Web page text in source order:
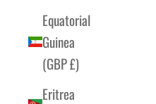
Equatorial
Guinea
(GBP £)
Eritrea